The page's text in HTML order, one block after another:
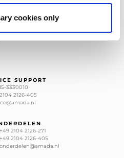
cookies only
SUPPORT
3330010
2126-405
+49 2104 2126-271
+49 2104 2126-405
onderdelen@amada.nl